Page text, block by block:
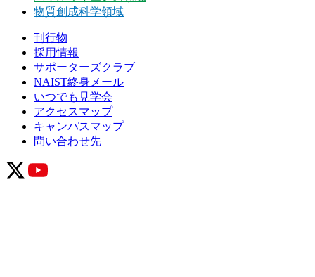
物質創成科学領域
刊行物
採用情報
サポーターズクラブ
NAIST終身メール
いつでも見学会
アクセスマップ
キャンパスマップ
問い合わせ先